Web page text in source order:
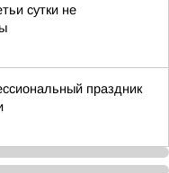
сутки не
праздник